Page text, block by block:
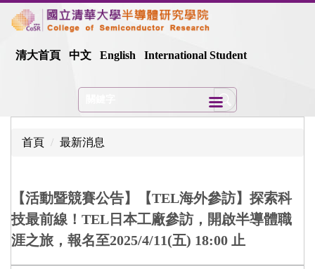
跳
到
主清大首頁 中文 English International Student
首頁 最新消息
【活動暨競賽公告】【TEL海外參訪】探索科
技最前線！TEL日本工廠參訪，開啟半導體職
涯之旅，報名至2025/4/11(五) 18:00 止